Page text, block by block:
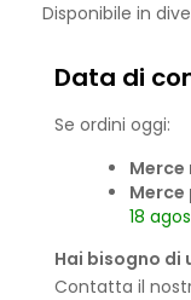
Disponibile in
Data di
Se ordini oggi:
Merce
18
Hai bisogno di
Contatta il